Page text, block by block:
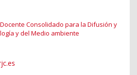
Consolidado para la Difusión y
y del Medio ambiente